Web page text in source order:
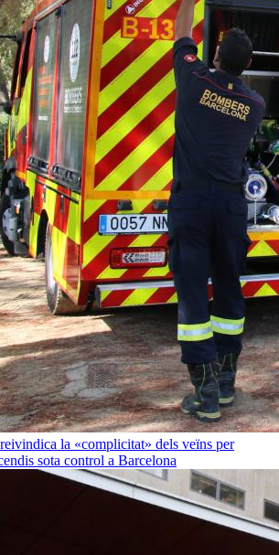
la «complicitat» dels veïns per
sota control a Barcelona